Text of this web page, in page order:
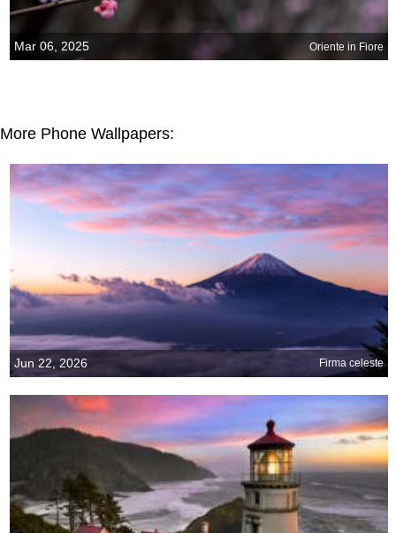
Mar 06, 2025 Oriente in Fiore
More Phone Wallpapers:
Jun 22, 2026 Firma celeste